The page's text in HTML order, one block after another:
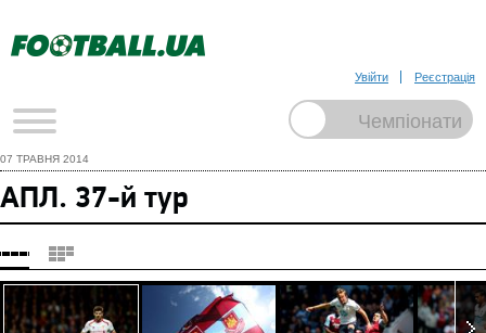
Увійти Реєстрація
07 ТРАВНЯ 2014
АПЛ. 37-й тур